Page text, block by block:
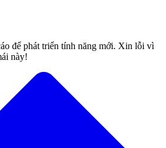
để phát triển tính năng mới. Xin lỗi vì
này!